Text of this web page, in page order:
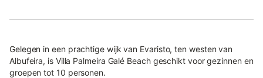
Gelegen in een prachtige wijk van Evaristo, ten westen van
Albufeira, is Villa Palmeira Galé Beach geschikt voor gezinnen en
groepen tot 10 personen.